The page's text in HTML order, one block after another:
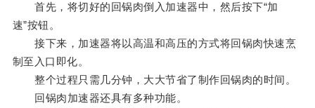
首先，将切好的回锅肉倒入加速器中，然后按下“加
速”按钮。
接下来，加速器将以高温和高压的方式将回锅肉快速烹
制至入口即化。
整个过程只需几分钟，大大节省了制作回锅肉的时间。
回锅肉加速器还具有多种功能。